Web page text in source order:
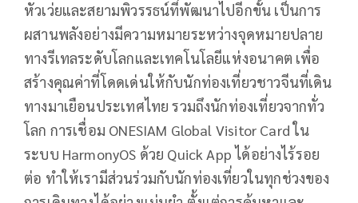
หัวเว่ยและสยามพิวรรธน์ที่พัฒนาไปอีกขั้น เป็นการ
ผสานพลังอย่างมีความหมายระหว่างจุดหมายปลาย
ทางรีเทลระดับโลกและเทคโนโลยีแห่งอนาคต เพื่อ
สร้างคุณค่าที่โดดเด่นให้กับนักท่องเที่ยวชาวจีนที่เดิน
ทางมาเยือนประเทศไทย รวมถึงนักท่องเที่ยวจากทั่ว
โลก การเชื่อม ONESIAM Global Visitor Card ใน
ระบบ HarmonyOS ด้วย Quick App ได้อย่างไร้รอย
ต่อ ทำให้เรามีส่วนร่วมกับนักท่องเที่ยวในทุกช่วงของ